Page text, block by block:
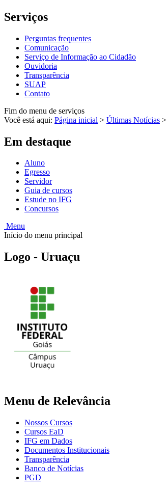
Serviços
Perguntas frequentes
Comunicação
Serviço de Informação ao Cidadão
Ouvidoria
Transparência
SUAP
Contato
Fim do menu de serviços
Você está aqui: Página inicial > Últimas Notícias >
Em destaque
Aluno
Egresso
Servidor
Guia de cursos
Estude no IFG
Concursos
Menu
Início do menu principal
Logo - Uruaçu
Menu de Relevância
Nossos Cursos
Cursos EaD
IFG em Dados
Documentos Institucionais
Transparência
Banco de Notícias
PGD